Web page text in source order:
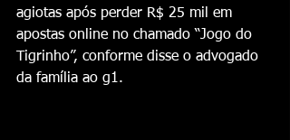
agiotas após perder R$ 25 mil em
apostas online no chamado “Jogo do
Tigrinho”, conforme disse o advogado
da família ao g1.